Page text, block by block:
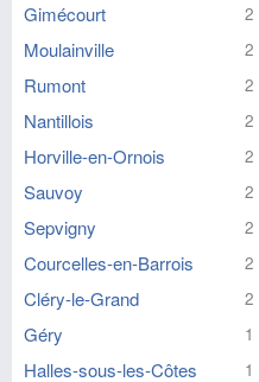
Gimécourt 2
Moulainville 2
Rumont 2
Nantillois 2
Horville-en-Ornois 2
Sauvoy 2
Sepvigny 2
Courcelles-en-Barrois 2
Cléry-le-Grand 2
Géry 1
Halles-sous-les-Côtes 1